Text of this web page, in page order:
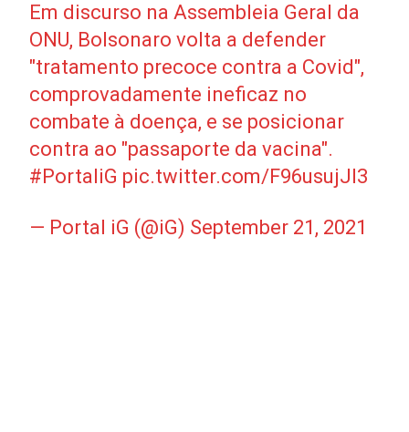
Em discurso na Assembleia Geral da
ONU, Bolsonaro volta a defender
"tratamento precoce contra a Covid",
comprovadamente ineficaz no
combate à doença, e se posicionar
contra ao "passaporte da vacina".
#PortaliG pic.twitter.com/F96usujJI3
— Portal iG (@iG) September 21, 2021